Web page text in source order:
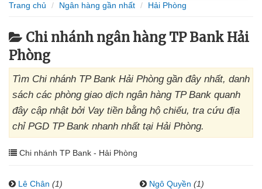
Trang chủ Ngân hàng gần nhất Hải Phòng
Chi nhánh ngân hàng TP Bank Hải
Phòng
Tìm Chi nhánh TP Bank Hải Phòng gần đây nhất, danh
sách các phòng giao dịch ngân hàng TP Bank quanh
đây cập nhật bởi Vay tiền bằng hộ chiếu, tra cứu địa
chỉ PGD TP Bank nhanh nhất tại Hải Phòng.
Chi nhánh TP Bank - Hải Phòng
Lê Chân (1) Ngô Quyền (1)